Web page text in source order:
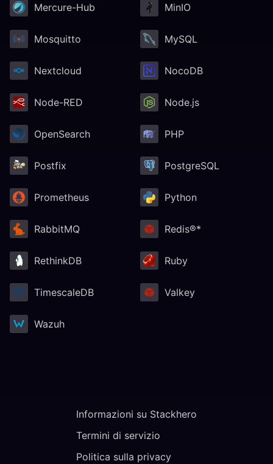
Mercure-Hub MinIO
Mosquitto MySQL
Nextcloud NocoDB
Node-RED Node.js
OpenSearch PHP
Postfix PostgreSQL
Prometheus Python
RabbitMQ Redis®*
RethinkDB Ruby
TimescaleDB Valkey
Wazuh
Informazioni su Stackhero
Termini di servizio
Politica sulla privacy